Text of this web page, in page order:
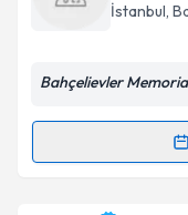
takvim
Kişisel
İstanbul,
Bahçelievler
Randevu